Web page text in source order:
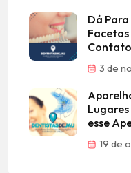
Dá
3 de
esse
19 de